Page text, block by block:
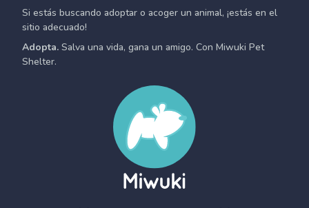
Si estás buscando adoptar o acoger un animal, ¡estás en el
sitio adecuado!
Adopta. Salva una vida, gana un amigo. Con Miwuki Pet
Shelter.